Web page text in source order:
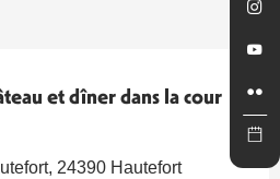
et dîner dans la cour
24390 Hautefort